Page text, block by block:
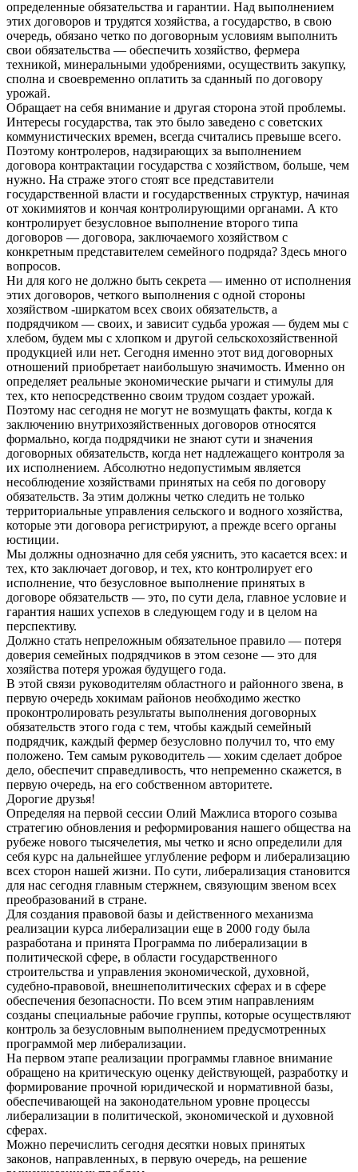
определенные обязательства и гарантии. Над выполнением
этих договоров и трудятся хозяйства, а государство, в свою
очередь, обязано четко по договорным условиям выполнить
свои обязательства — обеспечить хозяйство, фермера
техникой, минеральными удобрениями, осуществить закупку,
сполна и своевременно оплатить за сданный по договору
урожай.
Обращает на себя внимание и другая сторона этой проблемы.
Интересы государства, так это было заведено с советских
коммунистических времен, всегда считались превыше всего.
Поэтому контролеров, надзирающих за выполнением
договора контрактации государства с хозяйством, больше, чем
нужно. На страже этого стоят все представители
государственной власти и государственных структур, начиная
от хокимиятов и кончая контролирующими органами. А кто
контролирует безусловное выполнение второго типа
договоров — договора, заключаемого хозяйством с
конкретным представителем семейного подряда? Здесь много
вопросов.
Ни для кого не должно быть секрета — именно от исполнения
этих договоров, четкого выполнения с одной стороны
хозяйством -ширкатом всех своих обязательств, а
подрядчиком — своих, и зависит судьба урожая — будем мы с
хлебом, будем мы с хлопком и другой сельскохозяйственной
продукцией или нет. Сегодня именно этот вид договорных
отношений приобретает наибольшую значимость. Именно он
определяет реальные экономические рычаги и стимулы для
тех, кто непосредственно своим трудом создает урожай.
Поэтому нас сегодня не могут не возмущать факты, когда к
заключению внутрихозяйственных договоров относятся
формально, когда подрядчики не знают сути и значения
договорных обязательств, когда нет надлежащего контроля за
их исполнением. Абсолютно недопустимым является
несоблюдение хозяйствами принятых на себя по договору
обязательств. За этим должны четко следить не только
территориальные управления сельского и водного хозяйства,
которые эти договора регистрируют, а прежде всего органы
юстиции.
Мы должны однозначно для себя уяснить, это касается всех: и
тех, кто заключает договор, и тех, кто контролирует его
исполнение, что безусловное выполнение принятых в
договоре обязательств — это, по сути дела, главное условие и
гарантия наших успехов в следующем году и в целом на
перспективу.
Должно стать непреложным обязательное правило — потеря
доверия семейных подрядчиков в этом сезоне — это для
хозяйства потеря урожая будущего года.
В этой связи руководителям областного и районного звена, в
первую очередь хокимам районов необходимо жестко
проконтролировать результаты выполнения договорных
обязательств этого года с тем, чтобы каждый семейный
подрядчик, каждый фермер безусловно получил то, что ему
положено. Тем самым руководитель — хоким сделает доброе
дело, обеспечит справедливость, что непременно скажется, в
первую очередь, на его собственном авторитете.
Дорогие друзья!
Определяя на первой сессии Олий Мажлиса второго созыва
стратегию обновления и реформирования нашего общества на
рубеже нового тысячелетия, мы четко и ясно определили для
себя курс на дальнейшее углубление реформ и либерализацию
всех сторон нашей жизни. По сути, либерализация становится
для нас сегодня главным стержнем, связующим звеном всех
преобразований в стране.
Для создания правовой базы и действенного механизма
реализации курса либерализации еще в 2000 году была
разработана и принята Программа по либерализации в
политической сфере, в области государственного
строительства и управления экономической, духовной,
судебно-правовой, внешнеполитических сферах и в сфере
обеспечения безопасности. По всем этим направлениям
созданы специальные рабочие группы, которые осуществляют
контроль за безусловным выполнением предусмотренных
программой мер либерализации.
На первом этапе реализации программы главное внимание
обращено на критическую оценку действующей, разработку и
формирование прочной юридической и нормативной базы,
обеспечивающей на законодательном уровне процессы
либерализации в политической, экономической и духовной
сферах.
Можно перечислить сегодня десятки новых принятых
законов, направленных, в первую очередь, на решение